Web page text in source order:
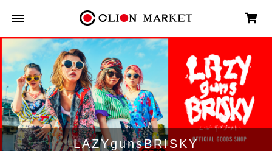
LAZYgunsBRISKY